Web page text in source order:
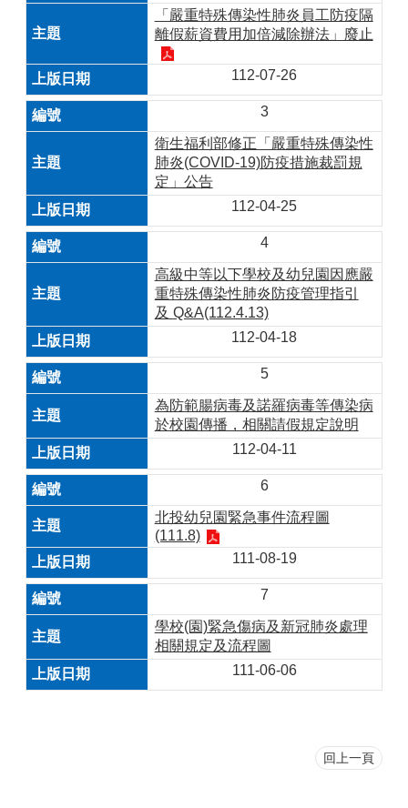
「嚴重特殊傳染性肺炎員工防疫隔
離假薪資費用加倍減除辦法」廢止
112-07-26
3
衛生福利部修正「嚴重特殊傳染性
肺炎(COVID-19)防疫措施裁罰規
定」公告
112-04-25
4
高級中等以下學校及幼兒園因應嚴
重特殊傳染性肺炎防疫管理指引
及 Q&A(112.4.13)
112-04-18
5
為防範腸病毒及諾羅病毒等傳染病
於校園傳播，相關請假規定說明
112-04-11
6
北投幼兒園緊急事件流程圖
(111.8)
111-08-19
7
​學校(園)緊急傷病及新冠肺炎處理
相關規定及流程圖
111-06-06
回上一頁